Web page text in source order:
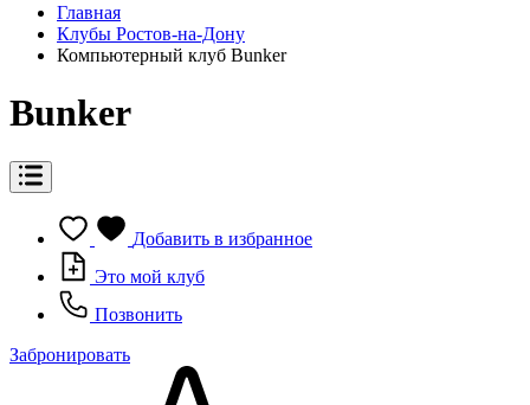
Главная
Клубы Ростов-на-Дону
Компьютерный клуб Bunker
Bunker
Добавить в избранное
Это мой клуб
Позвонить
Забронировать